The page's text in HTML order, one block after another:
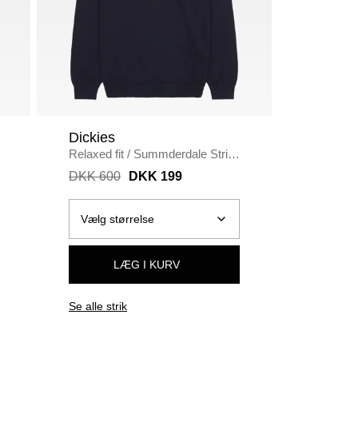
Dickies
Relaxed fit / Summderdale Strik
/ NAVY
DKK 600 DKK 199
LÆG I KURV
Se alle strik